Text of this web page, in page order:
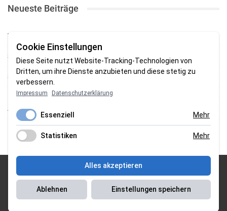
Neueste Beiträge
TSV gewinnt Testspiel bei Braker Reserve
SV Brake gewinnt erstes Heimspiel mit 2:0
SV Brake feiert 5:2-Auftaktsieg beim Delmenhorster TB
Fehlstart in Oldenburg: 1. FC Nordenham verliert zum Bezirksliga-
Auftakt
Fußball in der Wesermarsch: Die Bilder vom Wochenende
© 2026 Sportgasm . All Rights Reserved.
Unser Team|Impressum Datenschutzerklärung|Magazin Saison
2018/2019|Magazin Saison 2019/2020|Magazin Saison 2020/2021|
Cookie Einstellungen
Diese Seite nutzt Website-Tracking-Technologien von
Dritten, um ihre Dienste anzubieten und diese stetig zu
verbessern.
Impressum Datenschutzerklärung
Essenziell Mehr
Statistiken Mehr
Ablehnen Einstellungen speichern
Alles akzeptieren